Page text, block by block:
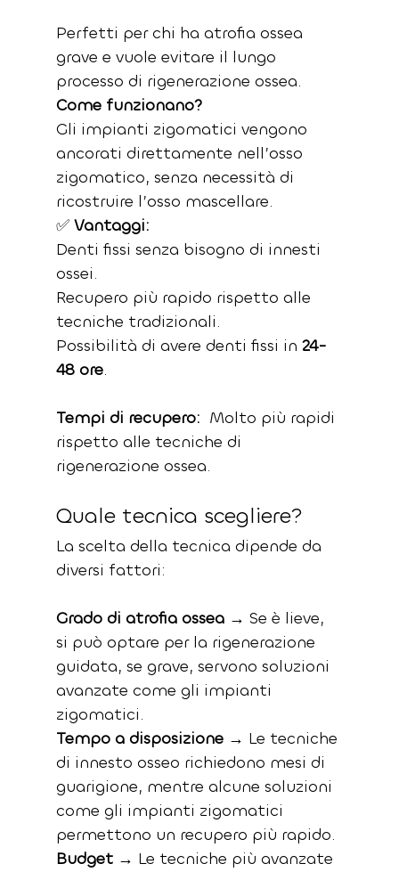
Perfetti per chi ha atrofia ossea
grave e vuole evitare il lungo
processo di rigenerazione ossea.
Come funzionano?
Gli impianti zigomatici vengono
ancorati direttamente nell’osso
zigomatico, senza necessità di
ricostruire l’osso mascellare.
✅ Vantaggi:
Denti fissi senza bisogno di innesti
ossei.
Recupero più rapido rispetto alle
tecniche tradizionali.
Possibilità di avere denti fissi in 24-
48 ore.
Tempi di recupero: Molto più rapidi
rispetto alle tecniche di
rigenerazione ossea.
Quale tecnica scegliere?
La scelta della tecnica dipende da
diversi fattori:
Grado di atrofia ossea → Se è lieve,
si può optare per la rigenerazione
guidata, se grave, servono soluzioni
avanzate come gli impianti
zigomatici.
Tempo a disposizione → Le tecniche
di innesto osseo richiedono mesi di
guarigione, mentre alcune soluzioni
come gli impianti zigomatici
permettono un recupero più rapido.
Budget → Le tecniche più avanzate